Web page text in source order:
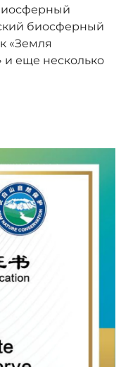
биосферный
«Земля
и еще несколько